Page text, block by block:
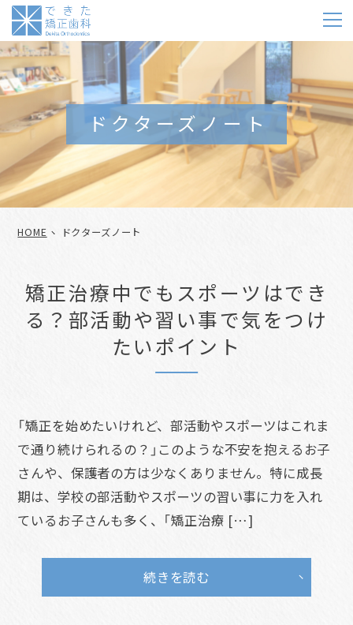
ドクターズノート
HOME ドクターズノート
矯正治療中でもスポーツはでき
る？部活動や習い事で気をつけ
たいポイント
「矯正を始めたいけれど、部活動やスポーツはこれま
で通り続けられるの？」このような不安を抱えるお子
さんや、保護者の方は少なくありません。特に成長
期は、学校の部活動やスポーツの習い事に力を入れ
ているお子さんも多く、「矯正治療 […]
続きを読む